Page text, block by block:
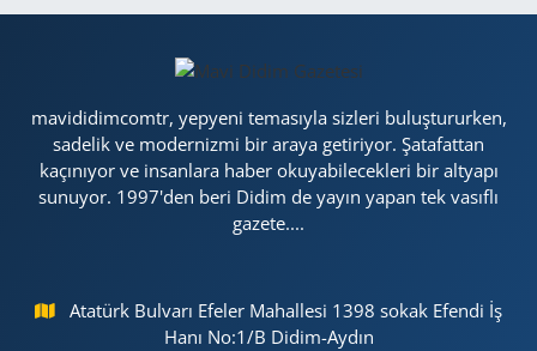
mavididimcomtr, yepyeni temasıyla sizleri buluştururken,
sadelik ve modernizmi bir araya getiriyor. Şatafattan
kaçınıyor ve insanlara haber okuyabilecekleri bir altyapı
sunuyor. 1997'den beri Didim de yayın yapan tek vasıflı
gazete....
Atatürk Bulvarı Efeler Mahallesi 1398 sokak Efendi İş
Hanı No:1/B Didim-Aydın